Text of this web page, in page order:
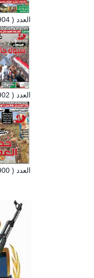
العدد ( 1904)
العدد ( 1902)
العدد ( 1900)